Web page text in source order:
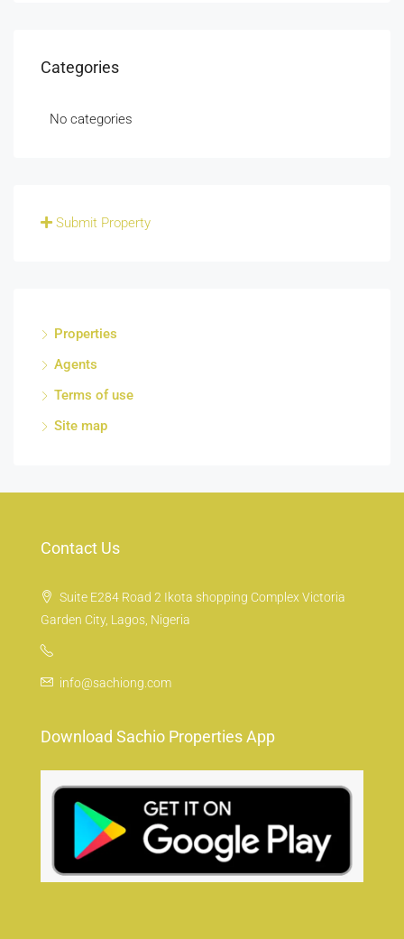
Categories
No categories
Submit Property
Properties
Agents
Terms of use
Site map
Contact Us
Suite E284 Road 2 Ikota shopping Complex Victoria
Garden City, Lagos, Nigeria
info@sachiong.com
Download Sachio Properties App